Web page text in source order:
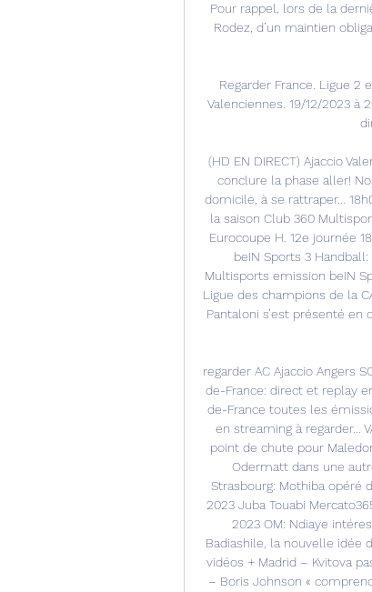
Pour rappel, lors de la
Rodez, d’un maintien
Regarder France. Ligue 2
Valenciennes. 19/12/2023 à
(HD EN DIRECT) Ajaccio
conclure la phase aller!
domicile, à se rattraper...
la saison Club 360
Eurocoupe H. 12e journée
beIN Sports 3
Multisports emission beIN
Ligue des champions de la
Pantaloni s’est présenté
regarder AC Ajaccio Angers
de-France: direct et replay
de-France toutes les
en streaming à regarder...
point de chute pour
Odermatt dans une
Strasbourg: Mothiba opéré
2023 Juba Touabi
2023 OM: Ndiaye
Badiashile, la nouvelle idée
vidéos + Madrid – Kvitova
– Boris Johnson «